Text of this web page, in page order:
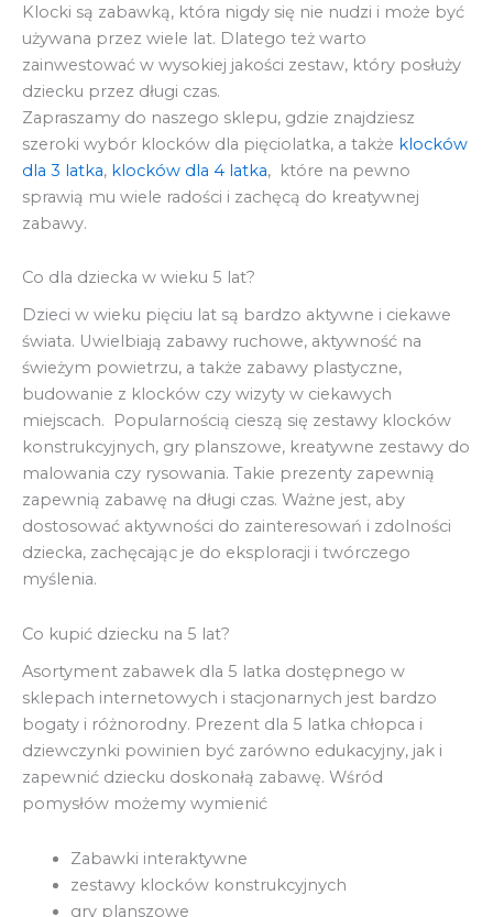
Klocki są zabawką, która nigdy się nie nudzi i może być
używana przez wiele lat. Dlatego też warto
zainwestować w wysokiej jakości zestaw, który posłuży
dziecku przez długi czas.
Zapraszamy do naszego sklepu, gdzie znajdziesz
szeroki wybór klocków dla pięciolatka, a także klocków
dla 3 latka, klocków dla 4 latka, które na pewno
sprawią mu wiele radości i zachęcą do kreatywnej
zabawy.
Co dla dziecka w wieku 5 lat?
Dzieci w wieku pięciu lat są bardzo aktywne i ciekawe
świata. Uwielbiają zabawy ruchowe, aktywność na
świeżym powietrzu, a także zabawy plastyczne,
budowanie z klocków czy wizyty w ciekawych
miejscach. Popularnością cieszą się zestawy klocków
konstrukcyjnych, gry planszowe, kreatywne zestawy do
malowania czy rysowania. Takie prezenty zapewnią
zapewnią zabawę na długi czas. Ważne jest, aby
dostosować aktywności do zainteresowań i zdolności
dziecka, zachęcając je do eksploracji i twórczego
myślenia.
Co kupić dziecku na 5 lat?
Asortyment zabawek dla 5 latka dostępnego w
sklepach internetowych i stacjonarnych jest bardzo
bogaty i różnorodny. Prezent dla 5 latka chłopca i
dziewczynki powinien być zarówno edukacyjny, jak i
zapewnić dziecku doskonałą zabawę. Wśród
pomysłów możemy wymienić
Zabawki interaktywne
zestawy klocków konstrukcyjnych
gry planszowe